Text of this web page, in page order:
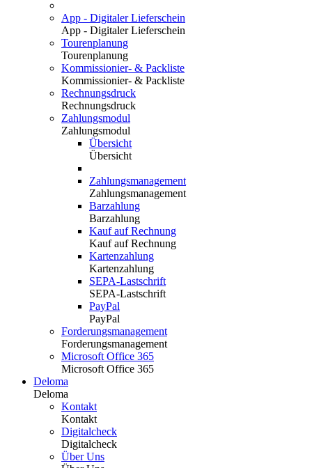
App - Digitaler Lieferschein
App - Digitaler Lieferschein
Tourenplanung
Tourenplanung
Kommissionier- & Packliste
Kommissionier- & Packliste
Rechnungsdruck
Rechnungsdruck
Zahlungsmodul
Zahlungsmodul
Übersicht
Übersicht
Zahlungsmanagement
Zahlungsmanagement
Barzahlung
Barzahlung
Kauf auf Rechnung
Kauf auf Rechnung
Kartenzahlung
Kartenzahlung
SEPA-Lastschrift
SEPA-Lastschrift
PayPal
PayPal
Forderungsmanagement
Forderungsmanagement
Microsoft Office 365
Microsoft Office 365
Deloma
Deloma
Kontakt
Kontakt
Digitalcheck
Digitalcheck
Über Uns